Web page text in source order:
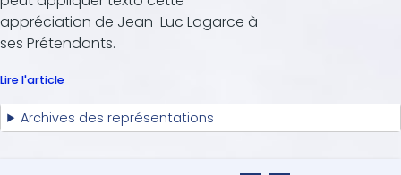
appréciation de Jean-Luc Lagarce à
ses Prétendants.
Lire l'article
Archives des représentations